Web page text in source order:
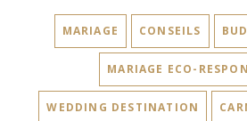
MARIAGE CONSEILS
MARIAGE ECO-
WEDDING DESTINATION